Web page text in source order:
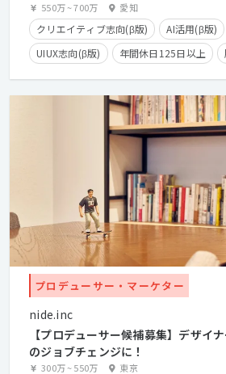
550万~700万 愛知
クリエイティブ志向(β版) AI活用(β版)
UIUX志向(β版)
年間休日125日以上
カジュアル面談歓迎
経験浅めOK
クライアントとの直接取引多数
産休
在宅勤務可 学歴不問
プロデューサー・マーケター
nide.inc
【プロデューサー候補募集】デザイ
のジョブチェンジに！
300万~550万 東京